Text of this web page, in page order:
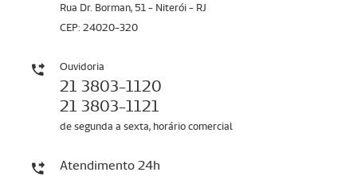
Rua Dr. Borman, 51 - Niterói - RJ
CEP: 24020-320
Ouvidoria
21 3803-1120
21 3803-1121
de segunda a sexta, horário comercial
Atendimento 24h